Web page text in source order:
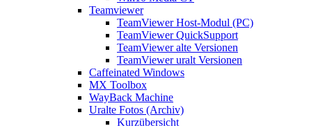
Teamviewer
TeamViewer Host-Modul (PC)
TeamViewer QuickSupport
TeamViewer alte Versionen
TeamViewer uralt Versionen
Caffeinated Windows
MX Toolbox
WayBack Machine
Uralte Fotos (Archiv)
Kurzübersicht